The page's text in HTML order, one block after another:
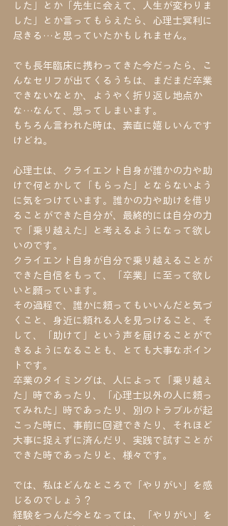
した」とか「先生に会えて、人生が変わりま
した」とか言ってもらえたら、心理士冥利に
尽きる…と思っていたかもしれません。
でも長年臨床に携わってきた今だったら、こ
んなセリフが出てくるうちは、まだまだ卒業
できないなとか、ようやく折り返し地点か
な…なんて、思ってしまいます。
もちろん言われた時は、素直に嬉しいんです
けどね。
心理士は、クライエント自身が誰かの力や助
けで何とかして「もらった」とならないよう
に気をつけています。誰かの力や助けを借り
ることができた自分が、最終的には自分の力
で「乗り越えた」と考えるようになって欲し
いのです。
クライエント自身が自分で乗り越えることが
できた自信をもって、「卒業」に至って欲し
いと願っています。
その過程で、誰かに頼ってもいいんだと気づ
くこと、身近に頼れる人を見つけること、そ
して、「助けて」という声を届けることがで
きるようになることも、とても大事なポイン
トです。
卒業のタイミングは、人によって「乗り越え
た」時であったり、「心理士以外の人に頼っ
てみれた」時であったり、別のトラブルが起
こった時に、事前に回避できたり、それほど
大事に捉えずに済んだり、実践で試すことが
できた時であったりと、様々です。
では、私はどんなところで「やりがい」を感
じるのでしょう？
経験をつんだ今となっては、「やりがい」を